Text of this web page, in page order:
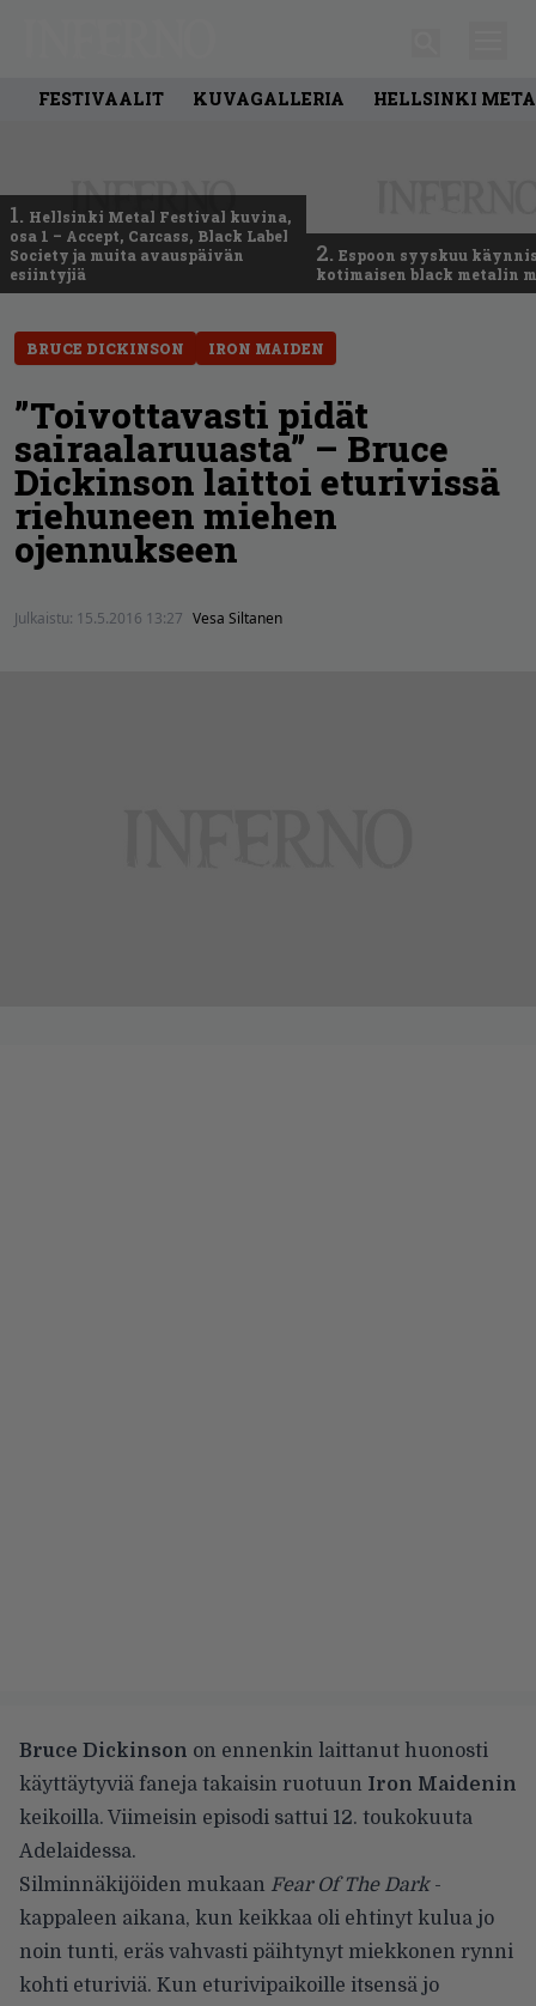
FESTIVAALIT KUVAGALLERIA HELLSINKI
1. Hellsinki Metal Festival kuvina,
osa 1 – Accept, Carcass, Black Label
Society ja muita avauspäivän
esiintyjiä
2. Espoon syyskuu
kotimaisen black metalin
BRUCE DICKINSON IRON MAIDEN
”Toivottavasti pidät
sairaalaruuasta” – Bruce
Dickinson laittoi eturivissä
riehuneen miehen
ojennukseen
Julkaistu: 15.5.2016 13:27 Vesa Siltanen
Bruce Dickinson on ennenkin laittanut huonosti
käyttäytyviä faneja takaisin ruotuun Iron Maidenin
keikoilla. Viimeisin episodi sattui 12. toukokuuta
Adelaidessa.
Silminnäkijöiden mukaan Fear Of The Dark-
kappaleen aikana, kun keikkaa oli ehtinyt kulua jo
noin tunti, eräs vahvasti päihtynyt miekkonen rynni
kohti eturiviä. Kun eturivipaikoille itsensä jo